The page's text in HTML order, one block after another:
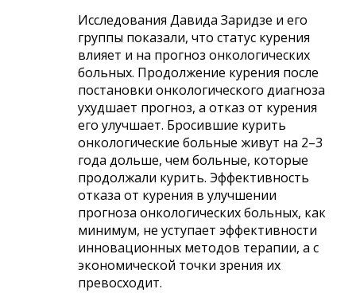
Исследования Давида Заридзе и его
группы показали, что статус курения
влияет и на прогноз онкологических
больных. Продолжение курения после
постановки онкологического диагноза
ухудшает прогноз, а отказ от курения
его улучшает. Бросившие курить
онкологические больные живут на 2–3
года дольше, чем больные, которые
продолжали курить. Эффективность
отказа от курения в улучшении
прогноза онкологических больных, как
минимум, не уступает эффективности
инновационных методов терапии, а с
экономической точки зрения их
превосходит.